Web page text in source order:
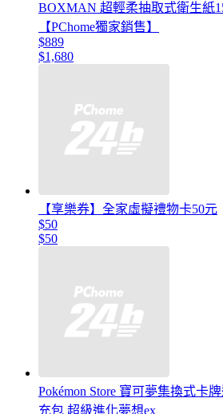
BOXMAN 超輕柔抽取式衛生紙
【PChome獨家銷售】
$889
$1,680
【享樂券】全家虛擬禮物卡50元
$50
$50
Pokémon Store 寶可夢集換式卡
充包 超級進化夢想ex